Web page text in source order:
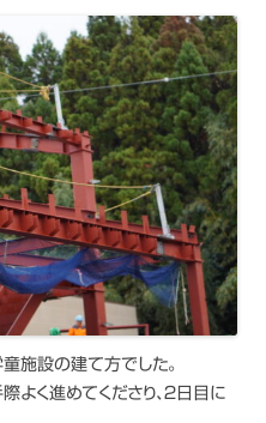
施設の建て方でした。
く進めてくださり、２日目に